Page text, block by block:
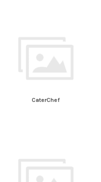
CaterChef